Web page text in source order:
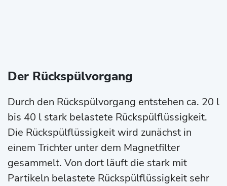
Der Rückspülvorgang
Durch den Rückspülvorgang entstehen ca. 20 l
bis 40 l stark belastete Rückspülflüssigkeit.
Die Rückspülflüssigkeit wird zunächst in
einem Trichter unter dem Magnetfilter
gesammelt. Von dort läuft die stark mit
Partikeln belastete Rückspülflüssigkeit sehr